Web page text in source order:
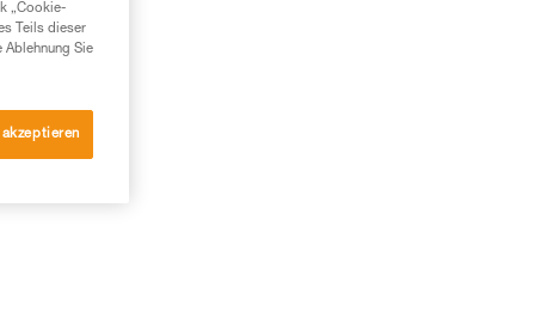
„Cookie-
Teils dieser
Ablehnung Sie